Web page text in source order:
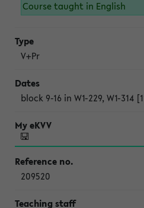
Course taught in English
V+Pr
block 9-16 in W1-229, W1-314
209520